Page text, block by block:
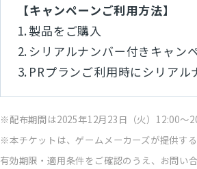
【キャンペーンご利用方法】
製品をご購入
シリアルナンバー付きキャン
PRプランご利用時にシリア
※配布期間は2025年12月23日（火）12:00〜
※本チケットは、ゲームメーカーズが提供す
有効期限・適用条件をご確認のうえ、お問い